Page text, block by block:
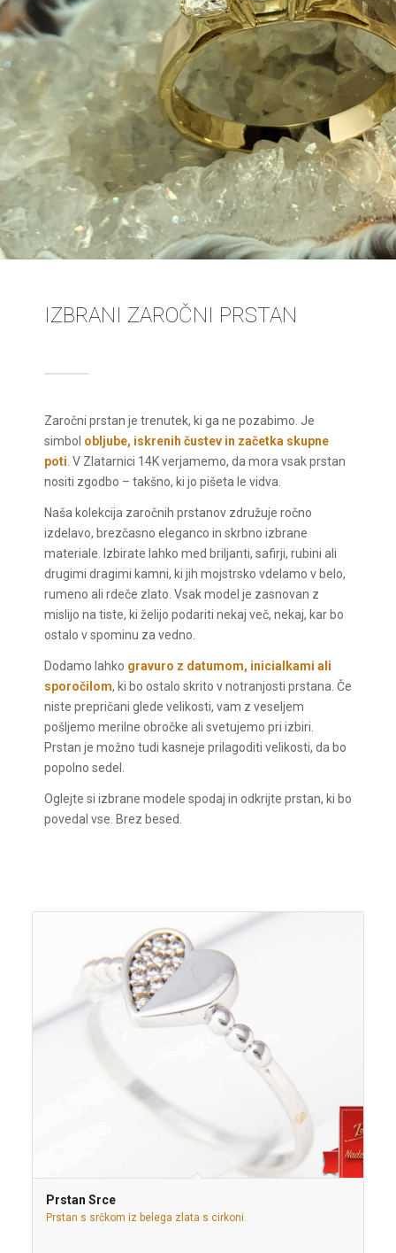
IZBRANI ZAROČNI PRSTAN
Zaročni prstan je trenutek, ki ga ne pozabimo. Je
simbol obljube, iskrenih čustev in začetka skupne
poti . V Zlatarnici 14K verjamemo, da mora vsak prstan
nositi zgodbo – takšno, ki jo pišeta le vidva.
Naša kolekcija zaročnih prstanov združuje ročno
izdelavo, brezčasno eleganco in skrbno izbrane
materiale. Izbirate lahko med briljanti, safirji, rubini ali
drugimi dragimi kamni, ki jih mojstrsko vdelamo v belo,
rumeno ali rdeče zlato. Vsak model je zasnovan z
mislijo na tiste, ki želijo podariti nekaj več, nekaj, kar bo
ostalo v spominu za vedno.
Dodamo lahko gravuro z datumom, inicialkami ali
sporočilom, ki bo ostalo skrito v notranjosti prstana. Če
niste prepričani glede velikosti, vam z veseljem
pošljemo merilne obročke ali svetujemo pri izbiri.
Prstan je možno tudi kasneje prilagoditi velikosti, da bo
popolno sedel.
Oglejte si izbrane modele spodaj in odkrijte prstan, ki bo
povedal vse. Brez besed.
Prstan Srce
Prstan s srčkom iz belega zlata s cirkoni.